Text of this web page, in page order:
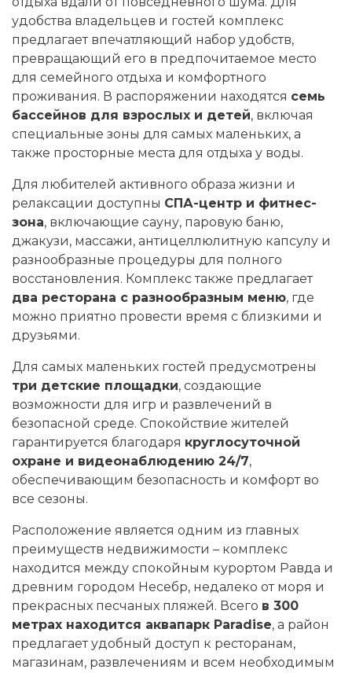
удобства владельцев и гостей комплекс
предлагает впечатляющий набор удобств,
превращающий его в предпочитаемое место
для семейного отдыха и комфортного
проживания. В распоряжении находятся семь
бассейнов для взрослых и детей, включая
специальные зоны для самых маленьких, а
также просторные места для отдыха у воды.
Для любителей активного образа жизни и
релаксации доступны СПА-центр и фитнес-
зона, включающие сауну, паровую баню,
джакузи, массажи, антицеллюлитную капсулу и
разнообразные процедуры для полного
восстановления. Комплекс также предлагает
два ресторана с разнообразным меню, где
можно приятно провести время с близкими и
друзьями.
Для самых маленьких гостей предусмотрены
три детские площадки, создающие
возможности для игр и развлечений в
безопасной среде. Спокойствие жителей
гарантируется благодаря круглосуточной
охране и видеонаблюдению 24/7,
обеспечивающим безопасность и комфорт во
все сезоны.
Расположение является одним из главных
преимуществ недвижимости – комплекс
находится между спокойным курортом Равда и
древним городом Несебр, недалеко от моря и
прекрасных песчаных пляжей. Всего в 300
метрах находится аквапарк Paradise, а район
предлагает удобный доступ к ресторанам,
магазинам, развлечениям и всем необходимым